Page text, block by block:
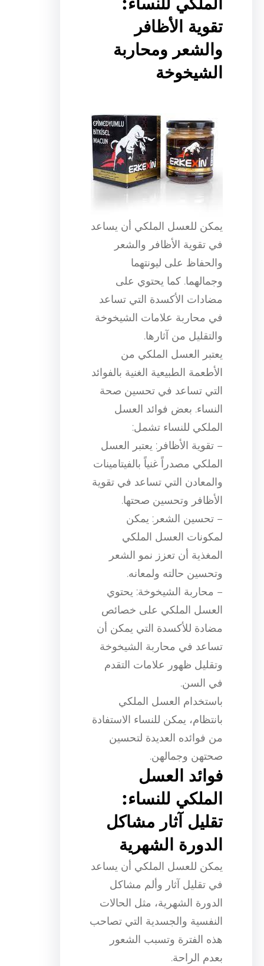
الملكي للنساء:
تقوية الأظافر
والشعر ومحاربة
الشيخوخة
يمكن للعسل الملكي أن يساعد
في تقوية الأظافر والشعر
والحفاظ على ليونتهما
وجمالهما. كما يحتوي على
مضادات الأكسدة التي تساعد
في محاربة علامات الشيخوخة
والتقليل من آثارها.
يعتبر العسل الملكي من
الأطعمة الطبيعية الغنية بالفوائد
التي تساعد في تحسين صحة
النساء. بعض فوائد العسل
الملكي للنساء تشمل:
– تقوية الأظافر: يعتبر العسل
الملكي مصدراً غنياً بالفيتامينات
والمعادن التي تساعد في تقوية
الأظافر وتحسين صحتها.
– تحسين الشعر: يمكن
لمكونات العسل الملكي
المغذية أن تعزز نمو الشعر
وتحسين حالته ولمعانه.
– محاربة الشيخوخة: يحتوي
العسل الملكي على خصائص
مضادة للأكسدة التي يمكن أن
تساعد في محاربة الشيخوخة
وتقليل ظهور علامات التقدم
في السن.
باستخدام العسل الملكي
بانتظام، يمكن للنساء الاستفادة
من فوائده العديدة لتحسين
صحتهن وجمالهن.
فوائد العسل
الملكي للنساء:
تقليل آثار مشاكل
الدورة الشهرية
يمكن للعسل الملكي أن يساعد
في تقليل آثار وألم مشاكل
الدورة الشهرية، مثل الحالات
النفسية والجسدية التي تصاحب
هذه الفترة وتسبب الشعور
بعدم الراحة.